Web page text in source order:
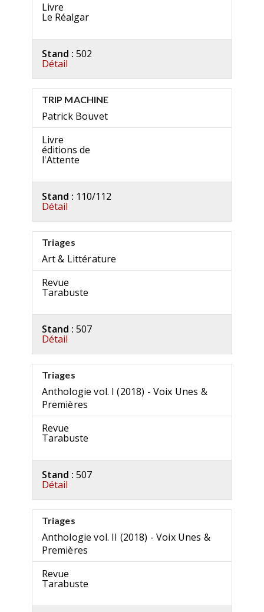
Livre
Le Réalgar
Stand : 502
Détail
TRIP MACHINE
Patrick Bouvet
Livre
éditions de
l'Attente
Stand : 110/112
Détail
Triages
Art & Littérature
Revue
Tarabuste
Stand : 507
Détail
Triages
Anthologie vol. I (2018) - Voix Unes &
Premières
Revue
Tarabuste
Stand : 507
Détail
Triages
Anthologie vol. II (2018) - Voix Unes &
Premières
Revue
Tarabuste